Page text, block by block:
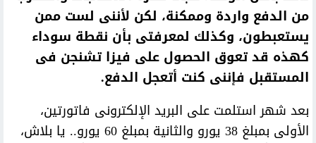
من الدفع واردة وممكنة، لكن لأننى لست ممن
يستعبطون، وكذلك لمعرفتى بأن نقطة سوداء
كهذه قد تعوق الحصول على فيزا تشنجن فى
المستقبل فإننى كنت أتعجل الدفع.
بعد شهر استلمت على البريد الإلكترونى فاتورتين،
الأولى بمبلغ 38 يورو والثانية بمبلغ 60 يورو.. يا بلاش،